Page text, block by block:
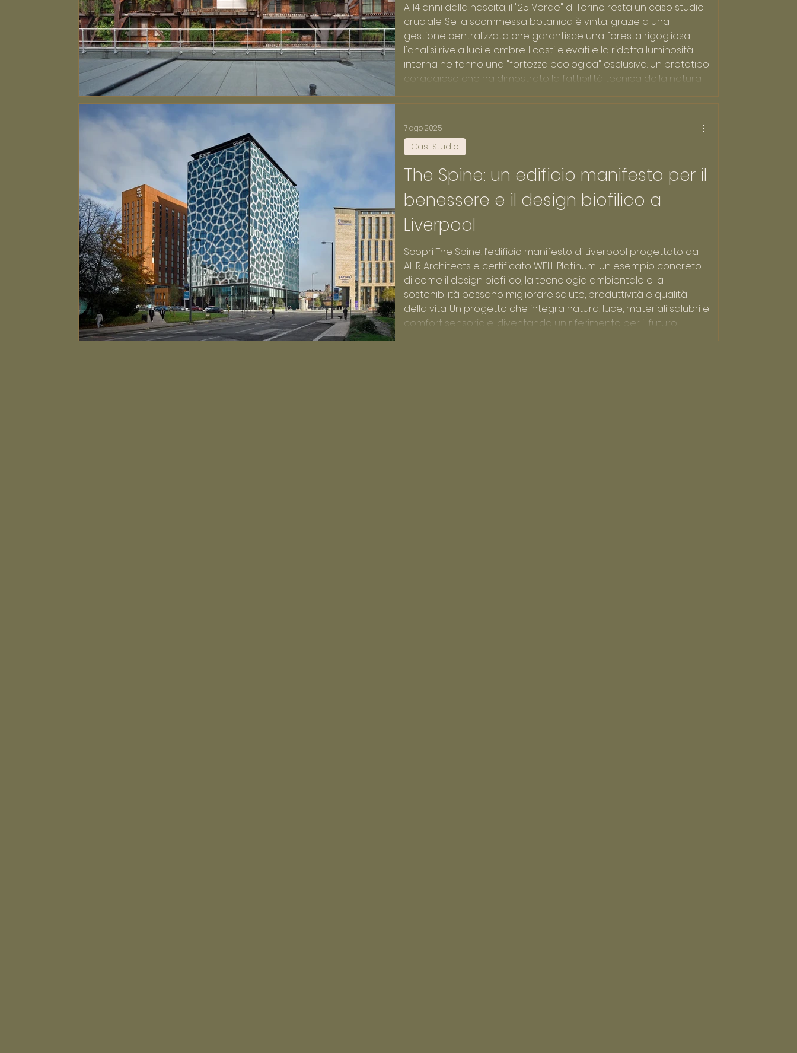
A 14 anni dalla nascita, il "25 Verde" di Torino resta un caso studio
cruciale. Se la scommessa botanica è vinta, grazie a una
gestione centralizzata che garantisce una foresta rigogliosa,
l'analisi rivela luci e ombre. I costi elevati e la ridotta luminosità
interna ne fanno una "fortezza ecologica" esclusiva. Un prototipo
coraggioso che ha dimostrato la fattibilità tecnica della natura
The Spine: un edificio manifesto per il
benessere e il design biofilico a
Liverpool
Scopri The Spine, l’edificio manifesto di Liverpool progettato da
AHR Architects e certificato WELL Platinum. Un esempio concreto
di come il design biofilico, la tecnologia ambientale e la
sostenibilità possano migliorare salute, produttività e qualità
della vita. Un progetto che integra natura, luce, materiali salubri e
comfort sensoriale, diventando un riferimento per il futuro
Casi Studio
7 ago 2025